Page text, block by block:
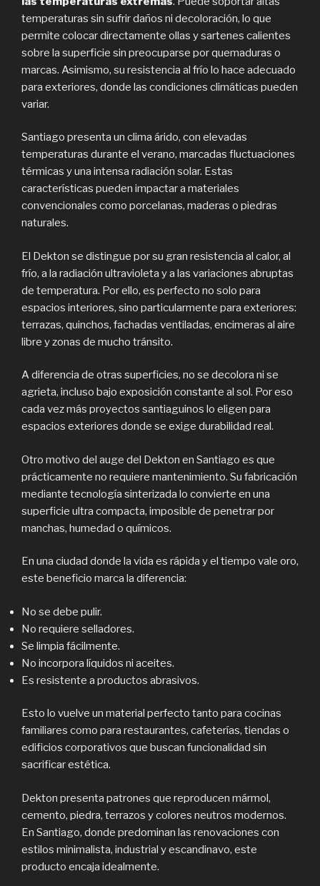
temperaturas sin sufrir daños ni decoloración, lo que
permite colocar directamente ollas y sartenes calientes
sobre la superficie sin preocuparse por quemaduras o
marcas. Asimismo, su resistencia al frío lo hace adecuado
para exteriores, donde las condiciones climáticas pueden
variar.
Santiago presenta un clima árido, con elevadas
temperaturas durante el verano, marcadas fluctuaciones
térmicas y una intensa radiación solar. Estas
características pueden impactar a materiales
convencionales como porcelanas, maderas o piedras
naturales.
El Dekton se distingue por su gran resistencia al calor, al
frío, a la radiación ultravioleta y a las variaciones abruptas
de temperatura. Por ello, es perfecto no solo para
espacios interiores, sino particularmente para exteriores:
terrazas, quinchos, fachadas ventiladas, encimeras al aire
libre y zonas de mucho tránsito.
A diferencia de otras superficies, no se decolora ni se
agrieta, incluso bajo exposición constante al sol. Por eso
cada vez más proyectos santiaguinos lo eligen para
espacios exteriores donde se exige durabilidad real.
Otro motivo del auge del Dekton en Santiago es que
prácticamente no requiere mantenimiento. Su fabricación
mediante tecnología sinterizada lo convierte en una
superficie ultra compacta, imposible de penetrar por
manchas, humedad o químicos.
En una ciudad donde la vida es rápida y el tiempo vale oro,
este beneficio marca la diferencia:
No se debe pulir.
No requiere selladores.
Se limpia fácilmente.
No incorpora líquidos ni aceites.
Es resistente a productos abrasivos.
Esto lo vuelve un material perfecto tanto para cocinas
familiares como para restaurantes, cafeterías, tiendas o
edificios corporativos que buscan funcionalidad sin
sacrificar estética.
Dekton presenta patrones que reproducen mármol,
cemento, piedra, terrazos y colores neutros modernos.
En Santiago, donde predominan las renovaciones con
estilos minimalista, industrial y escandinavo, este
producto encaja idealmente.